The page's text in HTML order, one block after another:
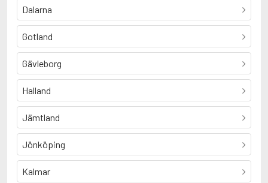
Dalarna
Gotland
Gävleborg
Halland
Jämtland
Jönköping
Kalmar